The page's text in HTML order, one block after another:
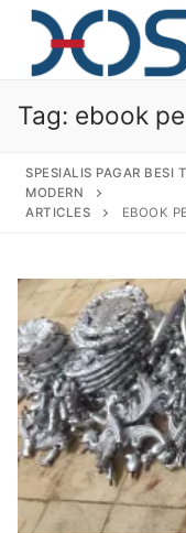
About Us
Products
Pagar Besi
Railing Tangga
Railing Balkon
Gallery
Gallery
Gallery Kursi
Articles
Projects
Tag: ebook
SPESIALIS PAGAR BESI
MODERN
ARTICLES
EBOOK